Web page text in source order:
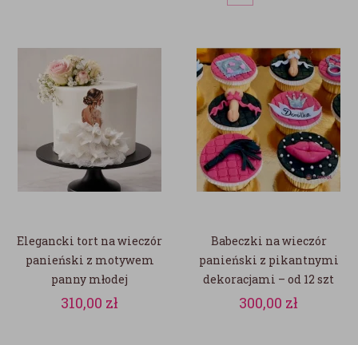
Elegancki tort na wieczór
panieński z motywem
panny młodej
310,00 zł
Babeczki na wieczór
panieński z pikantnymi
dekoracjami – od 12 szt
300,00 zł